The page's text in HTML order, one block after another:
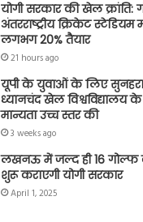
योगी सरकार की खेल क्रांति:
अंतरराष्ट्रीय क्रिकेट स्टेडियम
लगभग 20% तैयार
21 hours ago
यूपी के युवाओं के लिए
ध्यानचंद खेल विश्वविद्यालय के
मान्यता उच्च स्तर की
3 weeks ago
लखनऊ में जल्द ही 16 गोल्फ
शुरू कराएगी योगी सरकार
April 1, 2025